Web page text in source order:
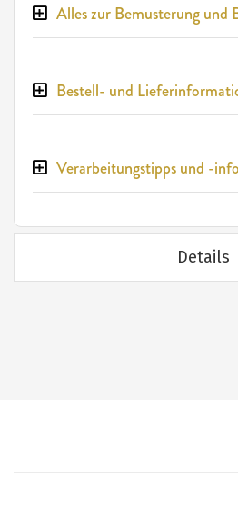
Alles zur Bemusterung und
Bestell- und
Verarbeitungstipps und -
Details